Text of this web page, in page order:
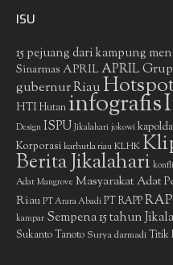
ISU
15 pejuang dari kampung
Sinarmas APRIL APRIL Grup
gubernur Riau
HTIHutan infografis
Design ISPU Jikalahari jokowi
Korporasikarhutla riauKLHK
Berita Jikalahari
Adat Mangrove Masyarakat Adat
Riau PT Arara Abadi PT RAPP
kampar Sempena 15 tahun
Sukanto Tanoto Surya darmadiTitik